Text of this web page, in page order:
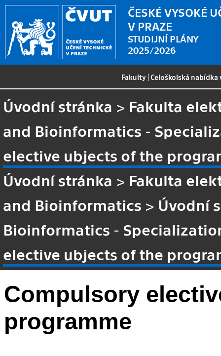
ČESKÉ VYSOKÉ
V PRAZE
STUDIJNÍ PLÁNY
2025/2026
Fakulty |Celoškolská
Úvodní stránka > Fakulta
and Bioinformatics -
elective ubjects of the
Úvodní stránka > Fakulta
and Bioinformatics > Úvodní
Bioinformatics -
elective ubjects of the
Compulsory
programme